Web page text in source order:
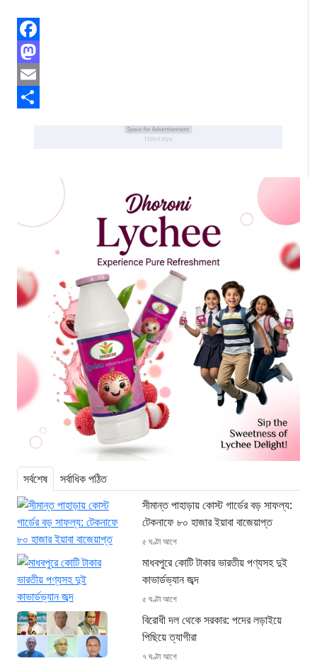
Facebook
Mastodon
Email
সর্বশেষ
সর্বাধিক পঠিত
সীমান্ত পাহাড়ায় কোস্ট গার্ডের বড় সাফল্য:
টেকনাফে ৮০ হাজার ইয়াবা বাজেয়াপ্ত
৫ ঘণ্টা আগে
মাধবপুরে কোটি টাকার ভারতীয় পণ্যসহ দুই
কাভার্ডভ্যান জব্দ
৫ ঘণ্টা আগে
বিরোধী দল থেকে সরকার: পদের লড়াইয়ে
পিছিয়ে ত্যাগীরা
৭ ঘণ্টা আগে